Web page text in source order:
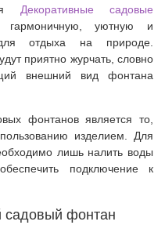
Декоративные садовые
гармоничную, уютную и
отдыха на природе.
приятно журчать, словно
внешний вид фонтана
фонтанов является то,
изделием. Для
лишь налить воды
подключение к
садовый фонтан